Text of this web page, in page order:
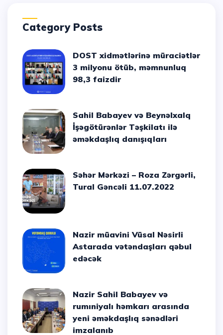
Category Posts
DOST xidmətlərinə müraciətlər
3 milyonu ötüb, məmnunluq
98,3 faizdir
Sahil Babayev və Beynəlxalq
İşəgötürənlər Təşkilatı ilə
əməkdaşlıq danışıqları
Səhər Mərkəzi – Roza Zərgərli,
Tural Gəncəli 11.07.2022
Nazir müavini Vüsal Nəsirli
Astarada vətəndaşları qəbul
edəcək
Nazir Sahil Babayev və
rumıniyalı həmkarı arasında
yeni əməkdaşlıq sənədləri
imzalanıb